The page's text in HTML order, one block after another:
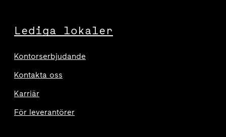
Lediga lokaler
Kontorserbjudande
Kontakta oss
Karriär
För leverantörer